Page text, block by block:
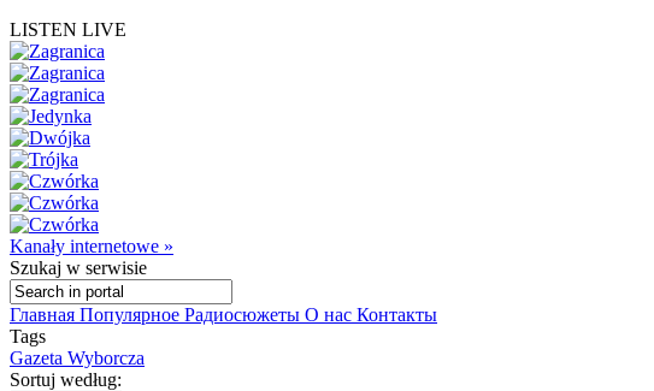
LISTEN LIVE
Kanały internetowe »
Szukaj w serwisie
Главная Популярное Радиосюжеты О нас Контакты
Tags
Gazeta Wyborcza
Sortuj według: